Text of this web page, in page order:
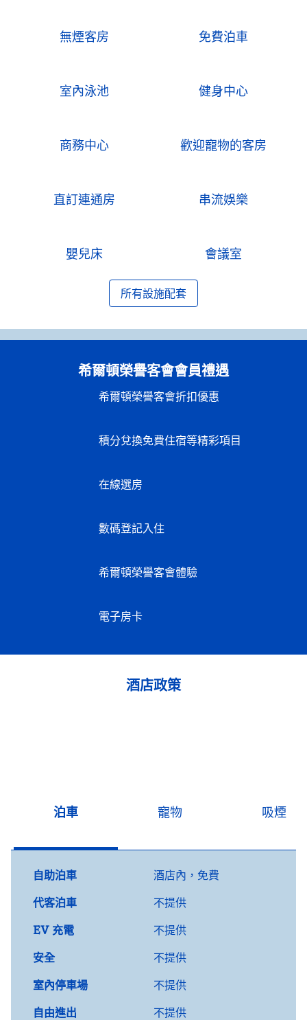
無煙客房 免費泊車
室內泳池 健身中心
商務中心 歡迎寵物的客房
直訂連通房 串流娛樂
嬰兒床 會議室
所有設施配套
希爾頓榮譽客會會員禮遇
希爾頓榮譽客會折扣優惠
積分兌換免費住宿等精彩項目
在線選房
數碼登記入住
希爾頓榮譽客會體驗
電子房卡
酒店政策
泊車 寵物 吸煙
自助泊車 酒店內 ， 免費
代客泊車
不提供
EV 充電
不提供
安全
不提供
室內停車場
不提供
自由進出
不提供